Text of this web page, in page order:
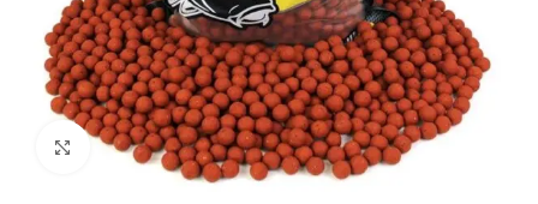
Cliquez pour agrandir